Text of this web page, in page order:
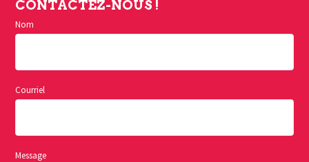
CONTACTEZ-NOUS !
Nom
Courriel
Message